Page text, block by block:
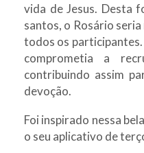
vida de Jesus. Desta
santos, o Rosário
todos os participantes.
comprometia a
contribuindo assim
devoção.
Foi inspirado nessa
o seu aplicativo de